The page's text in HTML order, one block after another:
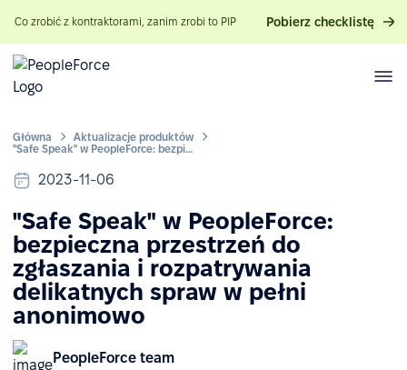
Co zrobić z kontraktorami, zanim zrobi to PIP Pobierz checklistę
Główna
Aktualizacje produktów
"Safe Speak" w PeopleForce: bezpieczna przestrzeń do zgłaszania i rozpatrywania delikatnych spraw w pełni anonimowo
2023-11-06
"Safe Speak" w PeopleForce:
bezpieczna przestrzeń do
zgłaszania i rozpatrywania
delikatnych spraw w pełni
anonimowo
PeopleForce team